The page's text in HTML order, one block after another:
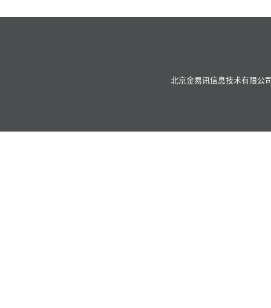
北京金易讯信息技术有限公